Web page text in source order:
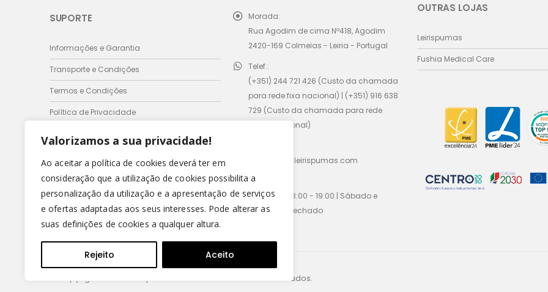
Valorizamos a sua privacidade!
Ao aceitar a política de cookies deverá ter em
consideração que a utilização de cookies possibilita a
personalização da utilização e a apresentação de serviços
e ofertas adaptadas aos seus interesses. Pode alterar as
suas definições de cookies a qualquer altura.
Rejeito Aceito
SUPORTE
Informações e Garantia
Transporte e Condições
Termos e Condições
Política de Privacidade
Morada:
Rua Agodim de cima Nº418, Agodim
2420-169 Colmeias - Leiria - Portugal
Telef.:
(+351) 244 721 426 (Custo da chamada
para rede fixa nacional) | (+351) 916 638
729 (Custo da chamada para rede
móvel nacional)
comercial@leirispumas.com
Horário:
Seg - Sex / 8:00 - 19:00 | Sábado e
Domingo / fechado
OUTRAS LOJAS
Leirispumas
Fushia Medical Care
© Copyright 2022 - Leirispumas Lda. Todos os direitos reservados.